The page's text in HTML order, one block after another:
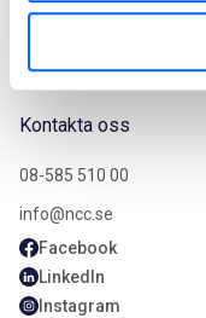
Kontakta oss
08-585 510 00
info@ncc.se
Facebook
LinkedIn
Instagram